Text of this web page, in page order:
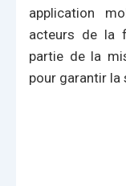
application
acteurs de la
partie de la
pour garantir la